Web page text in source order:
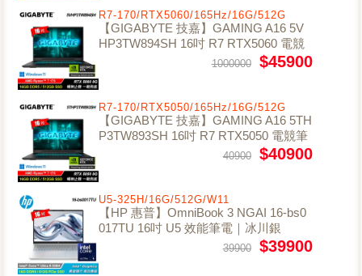
R7-170/RTX5060/165Hz/16G/512G
【GIGABYTE 技嘉】GAMING A16 5V
HP3TW894SH 16吋 R7 RTX5060 電競
1000000 $45900
R7-170/RTX5050/165Hz/16G/512G
【GIGABYTE 技嘉】GAMING A16 5TH
P3TW893SH 16吋 R7 RTX5050 電競筆
40900 $40900
U5-325H/16G/512G/W11
【HP 惠普】OmniBook 3 NGAI 16-bs0
017TU 16吋 U5 效能筆電｜冰川銀
39900 $39900